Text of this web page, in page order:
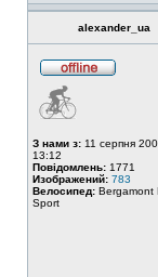
alexander_ua
З нами з: 11 серпня
13:12
Повідомлень: 1771
Изображений: 783
Велосипед: Bergamont
Sport